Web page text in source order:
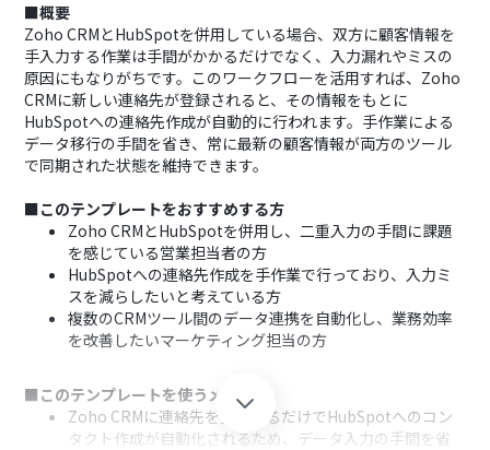
■概要
Zoho CRMとHubSpotを併用している場合、双方に顧客情報を
手入力する作業は手間がかかるだけでなく、入力漏れやミスの
原因にもなりがちです。このワークフローを活用すれば、Zoho
CRMに新しい連絡先が登録されると、その情報をもとに
HubSpotへの連絡先作成が自動的に行われます。手作業による
データ移行の手間を省き、常に最新の顧客情報が両方のツール
で同期された状態を維持できます。
■このテンプレートをおすすめする方
Zoho CRMとHubSpotを併用し、二重入力の手間に課題
を感じている営業担当者の方
HubSpotへの連絡先作成を手作業で行っており、入力ミ
スを減らしたいと考えている方
複数のCRMツール間のデータ連携を自動化し、業務効率
を改善したいマーケティング担当の方
■このテンプレートを使うメリット
Zoho CRMに連絡先を登録するだけでHubSpotへのコン
タクト作成が自動化されるため、データ入力の手間を省